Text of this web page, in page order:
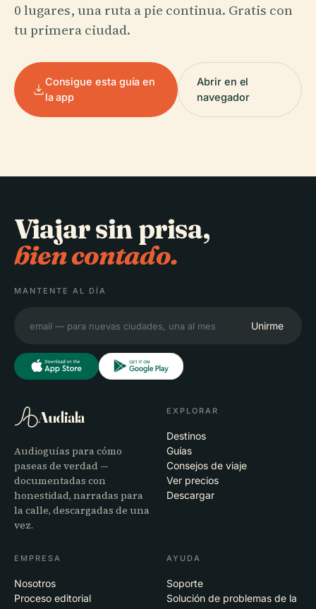
0 lugares, una ruta a pie continua. Gratis con
tu primera ciudad.
Consigue esta guía en
la app
Abrir en el
navegador
Viajar sin prisa,
bien contado.
MANTENTE AL DÍA
Unirme
Audiala
Audioguías para cómo
paseas de verdad —
documentadas con
honestidad, narradas para
la calle, descargadas de una
vez.
EXPLORAR
Destinos
Guías
Consejos de viaje
Ver precios
Descargar
EMPRESA
Nosotros
Proceso editorial
AYUDA
Soporte
Solución de problemas de la